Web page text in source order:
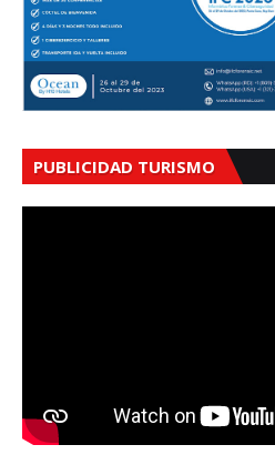
PUBLICIDAD TURISMO